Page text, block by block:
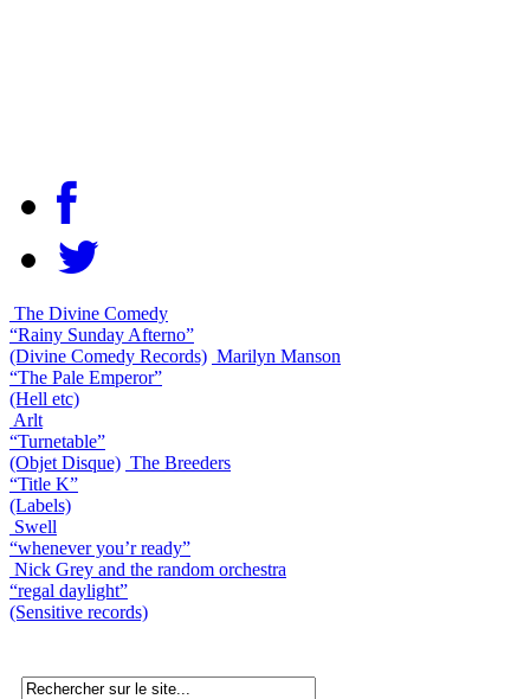
The Divine Comedy
“Rainy Sunday Afterno”
(Divine Comedy Records) Marilyn Manson
“The Pale Emperor”
(Hell etc)
Arlt
“Turnetable”
(Objet Disque) The Breeders
“Title K”
(Labels)
Swell
“whenever you’r ready”
Nick Grey and the random orchestra
“regal daylight”
(Sensitive records)